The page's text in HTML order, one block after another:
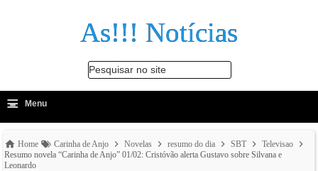
As!!! Notícias
Pesquisar no site
-
≡ Menu
Home Carinha de Anjo Novelas resumo do dia SBT
Televisao
Resumo novela “Carinha de Anjo” 01/02: Cristóvão alerta Gustavo sobre Silvana e
Leonardo